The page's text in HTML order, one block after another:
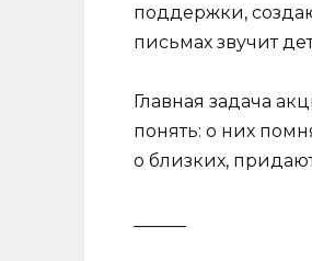
поддержки,
письмах звучит
Главная задача
понять: о них
о близких,